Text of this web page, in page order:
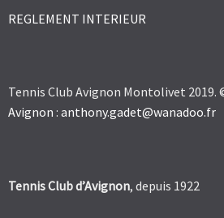
REGLEMENT INTERIEUR
Tennis Club Avignon Montolivet 2019.
Avignon : anthony.gadet@wanadoo.fr
Tennis Club d’Avignon, depuis 1922